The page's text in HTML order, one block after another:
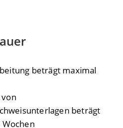
beträgt maximal
beträgt